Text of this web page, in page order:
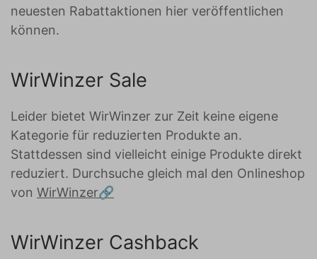
neuesten Rabattaktionen hier veröffentlichen
können.
WirWinzer Sale
Leider bietet WirWinzer zur Zeit keine eigene
Kategorie für reduzierten Produkte an.
Stattdessen sind vielleicht einige Produkte direkt
reduziert. Durchsuche gleich mal den Onlineshop
von WirWinzer
WirWinzer Cashback